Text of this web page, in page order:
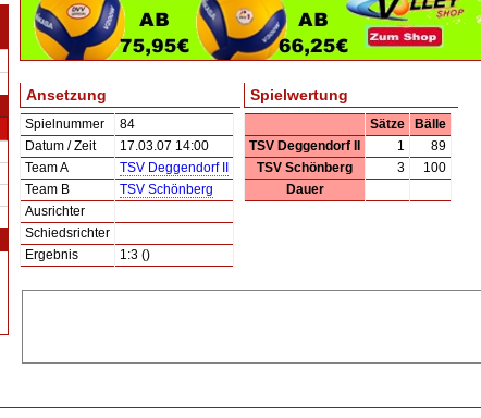
Ansetzung
Spielnummer
84
Datum / Zeit
17.03.07 14:00
Team A
TSV Deggendorf II
Team B
TSV Schönberg
Ausrichter
Schiedsrichter
Ergebnis
1:3 ()
Spielwertung
Sätze
Bälle
TSV Deggendorf II
1
89
TSV Schönberg
3
100
Dauer